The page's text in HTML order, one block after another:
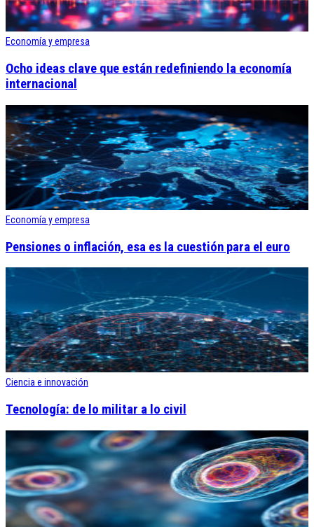
Economía y empresa
Ocho ideas clave que están redefiniendo la economía
internacional
Economía y empresa
Pensiones o inflación, esa es la cuestión para el euro
Ciencia e innovación
Tecnología: de lo militar a lo civil